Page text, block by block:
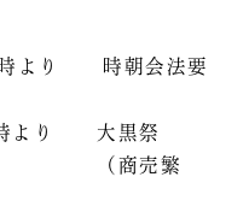
時より 時朝会法要
時より 大黒祭
繁